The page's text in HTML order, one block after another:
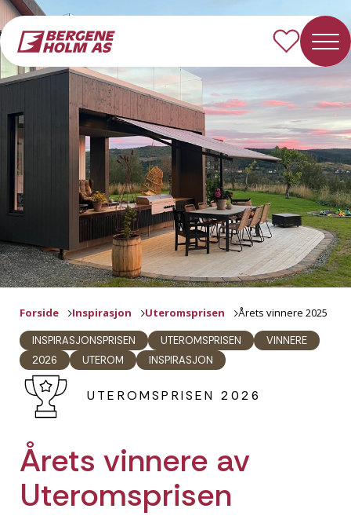
Forside Inspirasjon Uteromsprisen Årets vinnere 2025
INSPIRASJONSPRISEN UTEROMSPRISEN
VINNERE
2026
UTEROM INSPIRASJON
UTEROMSPRISEN 2026
Årets vinnere av
Uteromsprisen